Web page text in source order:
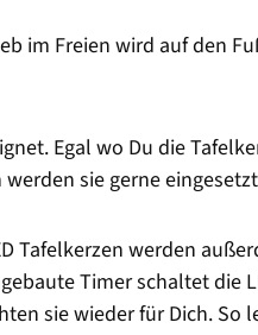
im Freien wird auf den
Egal wo Du die
sie gerne
Tafelkerzen werden
Timer schaltet die
sie wieder für Dich. So